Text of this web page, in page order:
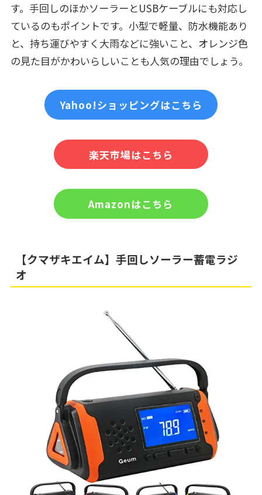
す。手回しのほかソーラーとUSBケーブルにも対応し
ているのもポイントです。小型で軽量、防水機能あり
と、持ち運びやすく大雨などに強いこと、オレンジ色
の見た目がかわいらしいことも人気の理由でしょう。
Yahoo!ショッピングはこちら
楽天市場はこちら
Amazonはこちら
【クマザキエイム】手回しソーラー蓄電ラジ
オ